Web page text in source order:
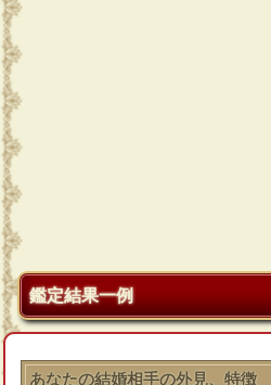
鑑定結果一例
あなたの結婚相手の外見、特徴